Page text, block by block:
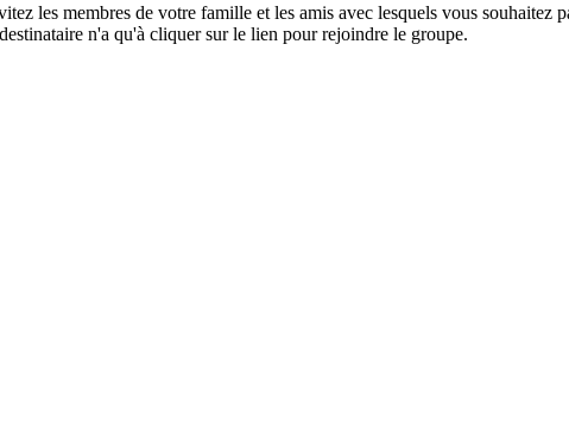
les membres de votre famille et les amis avec lesquels vous
n'a qu'à cliquer sur le lien pour rejoindre le groupe.